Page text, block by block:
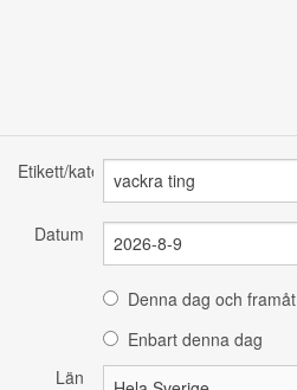
Etikett/kategori
Datum
Denna dag och framåt
Enbart denna dag
Län